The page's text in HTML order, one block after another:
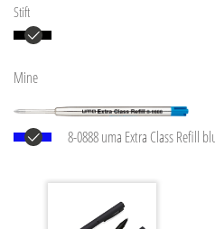
Stift
Mine
8-0888 uma Extra Class Refill
Wolfram-Karbid-Kugel (1,0
10.000 m. Deutsche
nach ISO-Norm ISO 12757-2,